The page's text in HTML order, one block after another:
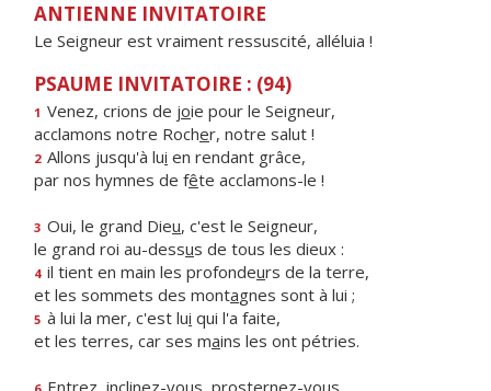
ANTIENNE INVITATOIRE
Le Seigneur est vraiment ressuscité, alléluia !
PSAUME INVITATOIRE : (94)
1 Venez, crions de joie pour le Seigneur,
acclamons notre Rocher, notre salut !
2 Allons jusqu'à lui en rendant grâce,
par nos hymnes de fête acclamons-le !
3 Oui, le grand Dieu, c'est le Seigneur,
le grand roi au-dessus de tous les dieux :
4 il tient en main les profondeurs de la terre,
et les sommets des montagnes sont à lui ;
5 à lui la mer, c'est lui qui l'a faite,
et les terres, car ses mains les ont pétries.
Entrez, inclinez-vous, prosternez-vous,